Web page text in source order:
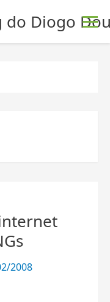
Diogo
2008